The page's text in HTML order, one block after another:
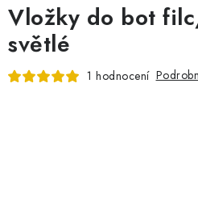
DÁRKOVÉ POUKAZY
OBLEČENÍ
Vložky do bot
světlé
1 hodnocení